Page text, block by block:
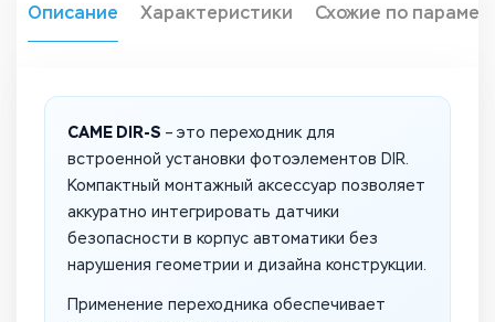
Описание Характеристики Схожие по
CAME DIR-S – это переходник для
встроенной установки фотоэлементов DIR.
Компактный монтажный аксессуар позволяет
аккуратно интегрировать датчики
безопасности в корпус автоматики без
нарушения геометрии и дизайна конструкции.
Применение переходника обеспечивает